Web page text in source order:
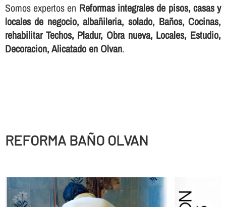
Somos expertos en Reformas integrales de pisos, casas y
locales de negocio, albañileria, solado, Baños, Cocinas,
rehabilitar Techos, Pladur, Obra nueva, Locales, Estudio,
Decoracion, Alicatado en Olvan.
REFORMA BAÑO OLVAN